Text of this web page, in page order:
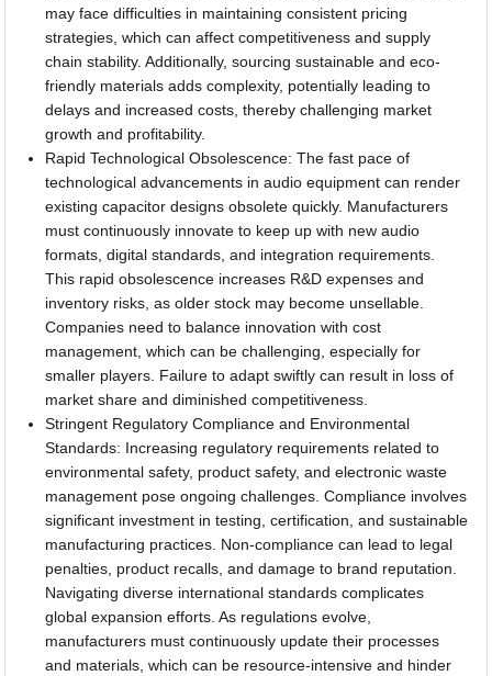
may face difficulties in maintaining consistent pricing
strategies, which can affect competitiveness and supply
chain stability. Additionally, sourcing sustainable and eco-
friendly materials adds complexity, potentially leading to
delays and increased costs, thereby challenging market
growth and profitability.
Rapid Technological Obsolescence: The fast pace of
technological advancements in audio equipment can render
existing capacitor designs obsolete quickly. Manufacturers
must continuously innovate to keep up with new audio
formats, digital standards, and integration requirements.
This rapid obsolescence increases R&D expenses and
inventory risks, as older stock may become unsellable.
Companies need to balance innovation with cost
management, which can be challenging, especially for
smaller players. Failure to adapt swiftly can result in loss of
market share and diminished competitiveness.
Stringent Regulatory Compliance and Environmental
Standards: Increasing regulatory requirements related to
environmental safety, product safety, and electronic waste
management pose ongoing challenges. Compliance involves
significant investment in testing, certification, and sustainable
manufacturing practices. Non-compliance can lead to legal
penalties, product recalls, and damage to brand reputation.
Navigating diverse international standards complicates
global expansion efforts. As regulations evolve,
manufacturers must continuously update their processes
and materials, which can be resource-intensive and hinder